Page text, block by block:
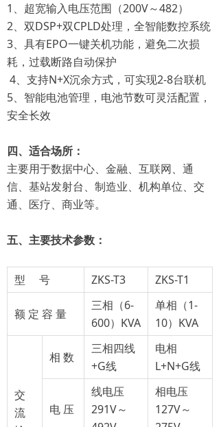
1、超宽输入电压范围（200V～482）
2、双DSP+双CPLD处理，全智能数控系统
3、具有EPO一键关机功能，避免二次损
耗，过载断路自动保护
4、支持N+X沉余方式，可实现2-8台联机
5、智能电池管理，电池节数可灵活配置，
安全长效
四、适合场所：
主要用于数据中心、金融、互联网、通
信、基站发射台、制造业、机构单位、交
通、医疗、商业等。
五、主要技术参数：
型 号 ZKS-T3 ZKS-T1
额 定 容 量
三相（6-
600）KVA
单相（1-
10）KVA
交
流
相 数
三相四线
+G线
电相
L+N+G线
电 压
线电压
291V～
相电压
127V～